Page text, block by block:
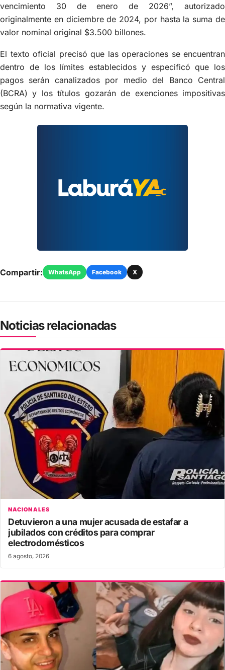
vencimiento 30 de enero de 2026”, autorizado
originalmente en diciembre de 2024, por hasta la suma de
valor nominal original $3.500 billones.
El texto oficial precisó que las operaciones se encuentran
dentro de los límites establecidos y especificó que los
pagos serán canalizados por medio del Banco Central
(BCRA) y los títulos gozarán de exenciones impositivas
según la normativa vigente.
Compartir: WhatsApp Facebook X
Noticias relacionadas
NACIONALES
Detuvieron a una mujer acusada de estafar a
jubilados con créditos para comprar
electrodomésticos
6 agosto, 2026